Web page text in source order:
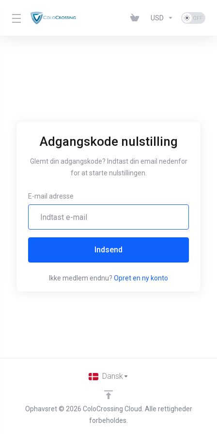
USD
Adgangskode nulstilling
Glemt din adgangskode? Indtast din email nedenfor
for at starte nulstillingen.
E-mail adresse
Indsend
Ikke medlem endnu? Opret en ny konto
Ophavsret © 2026 ColoCrossing Cloud. Alle rettigheder
forbeholdes.
Dansk